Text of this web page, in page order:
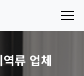
류 업체